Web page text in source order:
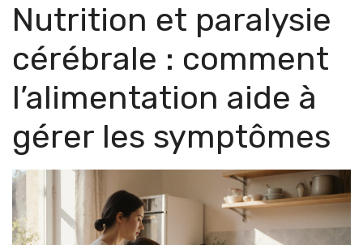
Nutrition et paralysie
cérébrale : comment
l’alimentation aide à
gérer les symptômes